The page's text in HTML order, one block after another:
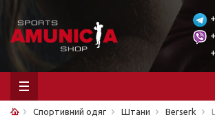
Спортивний одяг Штани Berserk